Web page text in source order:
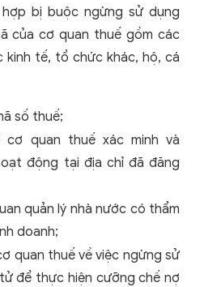
bị buộc ngừng sử dụng
của cơ quan thuế gồm các
kinh tế, tổ chức khác, hộ, cá
số thuế;
cơ quan thuế xác minh và
động tại địa chỉ đã đăng
quản lý nhà nước có thẩm
doanh;
quan thuế về việc ngừng sử
để thực hiện cưỡng chế nợ